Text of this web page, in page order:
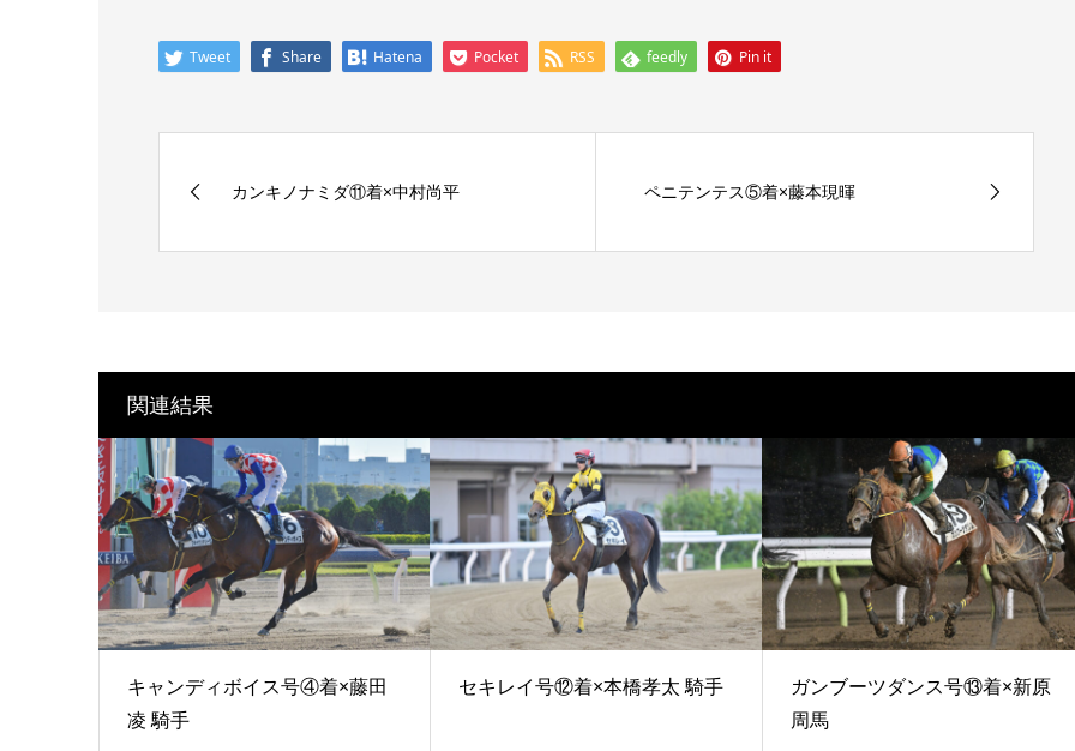
Tweet Share Hatena Pocket RSS feedly Pin it
カンキノナミダ⑪着×中村尚平 ペニテンテス⑤着×藤本現暉
関連結果
キャンディボイス号④着×藤田
凌 騎手
セキレイ号⑫着×本橋孝太 騎手
ガンブーツダンス号⑬着×新原
周馬